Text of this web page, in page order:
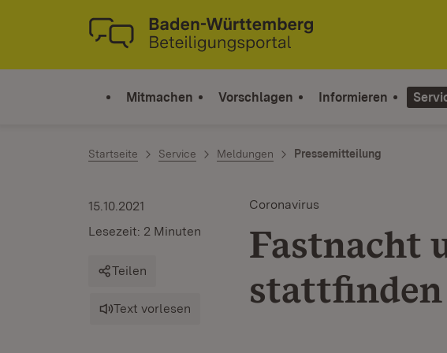
Zum Inhalt springen
Link zur Startseite
Mitmachen Vorschlagen Informieren
Startseite Service Meldungen Pressemitteilung
Coronavirus
Fastnacht
15.10.2021
Lesezeit: 2 Minuten
Teilen
Text vorlesen